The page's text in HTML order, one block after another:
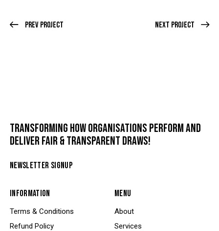
Prev Project Next Project
TRANSFORMING HOW ORGANISATIONS PERFORM AND
DELIVER FAIR & TRANSPARENT DRAWS!
NEWSLETTER SIGNUP
INFORMATION
Terms & Conditions
Refund Policy
MENU
About
Services